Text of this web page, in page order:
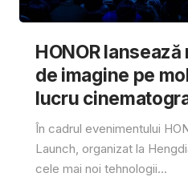
HONOR
de imagine pe
lucru
În cadrul evenimentului
Launch, organizat la
cele mai noi tehnologii...